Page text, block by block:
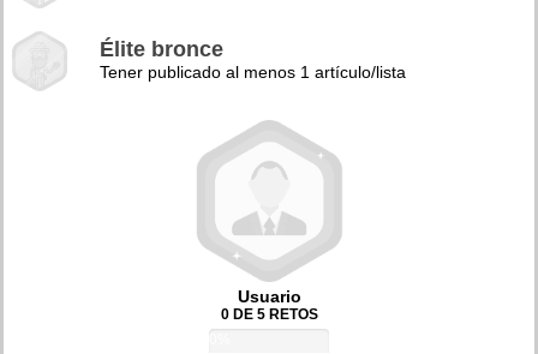
Élite bronce
Tener publicado al menos 1 artículo/lista
Usuario
0 DE 5 RETOS